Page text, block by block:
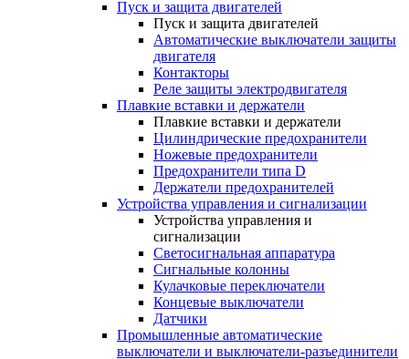
Пуск и защита двигателей
Пуск и защита двигателей
Автоматические выключатели защиты
двигателя
Контакторы
Реле защиты электродвигателя
Плавкие вставки и держатели
Плавкие вставки и держатели
Цилиндрические предохранители
Ножевые предохранители
Предохранители типа D
Держатели предохранителей
Устройства управления и сигнализации
Устройства управления и
сигнализации
Светосигнальная аппаратура
Сигнальные колонны
Кулачковые переключатели
Концевые выключатели
Датчики
Промышленные автоматические
выключатели и выключатели-разъединители